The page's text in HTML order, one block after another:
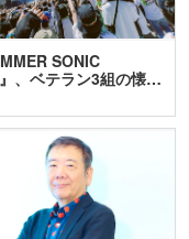
SONIC
、ベテラン3組の懐…